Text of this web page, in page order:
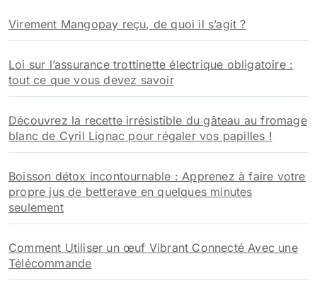
e
r
:
Virement Mangopay reçu, de quoi il s’agit ?
Loi sur l’assurance trottinette électrique obligatoire :
tout ce que vous devez savoir
Découvrez la recette irrésistible du gâteau au fromage
blanc de Cyril Lignac pour régaler vos papilles !
Boisson détox incontournable : Apprenez à faire votre
propre jus de betterave en quelques minutes
seulement
Comment Utiliser un œuf Vibrant Connecté Avec une
Télécommande